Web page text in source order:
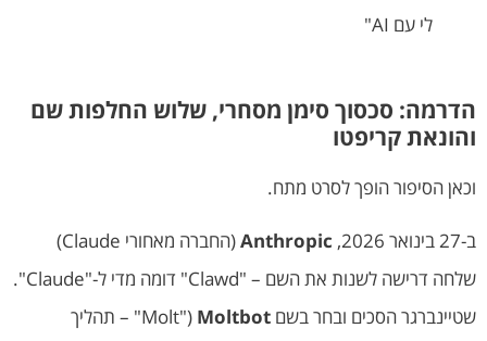
לי עם AI"
הדרמה: סכסוך סימן מסחרי, שלוש החלפות שם
והונאת קריפטו
וכאן הסיפור הופך לסרט מתח.
ב-27 בינואר 2026, Anthropic
(החברה מאחורי Claude)
שלחה דרישה לשנות את השם – "Clawd" דומה מדי ל-"Claude".
שטיינברגר הסכים ובחר בשם Moltbot
("Molt" – תהליך